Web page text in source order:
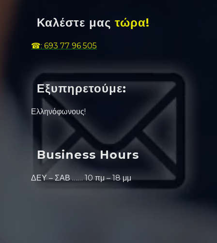
Καλέστε μας τώρα!
☎: 693 77 96 505
Εξυπηρετούμε:
Ελληνόφωνους!
Business Hours
ΔΕΥ – ΣΑΒ …… 10 πμ – 18 μμ